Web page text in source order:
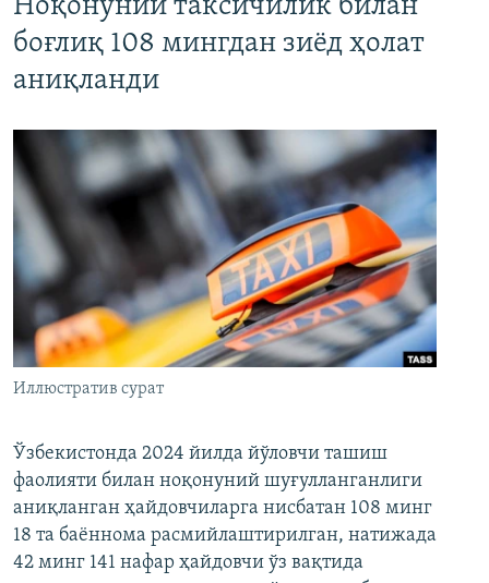
Ноқонуний таксичилик билан
боғлиқ 108 мингдан зиёд ҳолат
аниқланди
Иллюстратив сурат
Ўзбекистонда 2024 йилда йўловчи ташиш
фаолияти билан ноқонуний шуғулланганлиги
аниқланган ҳайдовчиларга нисбатан 108 минг
18 та баённома расмийлаштирилган, натижада
42 минг 141 нафар ҳайдовчи ўз вақтида